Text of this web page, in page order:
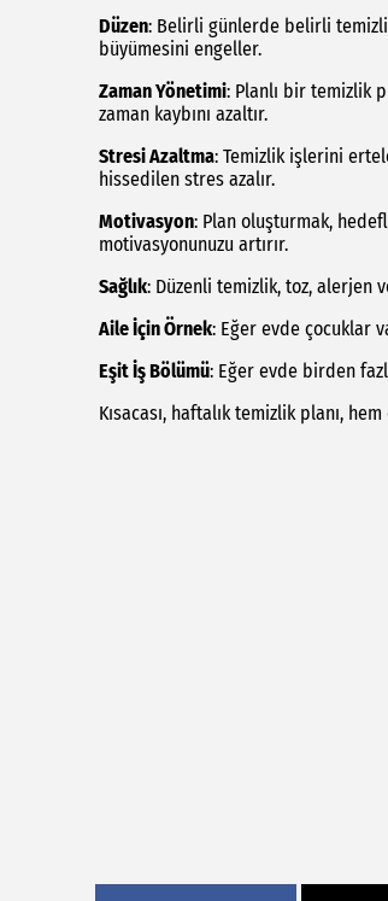
Düzen: Belirli günlerde belirli
büyümesini engeller.
Zaman Yönetimi: Planlı bir temizlik
zaman kaybını azaltır.
Stresi Azaltma: Temizlik işlerini
hissedilen stres azalır.
Motivasyon: Plan oluşturmak,
motivasyonunuzu artırır.
Sağlık: Düzenli temizlik, toz, alerjen
Aile İçin Örnek: Eğer evde çocuklar
Eşit İş Bölümü: Eğer evde birden
Kısacası, haftalık temizlik planı,